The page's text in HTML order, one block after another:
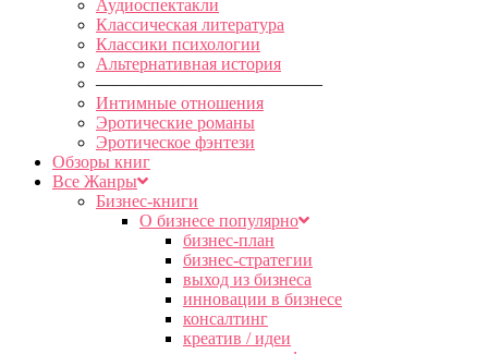
Аудиоспектакли
Классическая литература
Классики психологии
Альтернативная история
—————————————
Интимные отношения
Эротические романы
Эротическое фэнтези
Обзоры книг
Все Жанры
Бизнес-книги
О бизнесе популярно
бизнес-план
бизнес-стратегии
выход из бизнеса
инновации в бизнесе
консалтинг
креатив / идеи